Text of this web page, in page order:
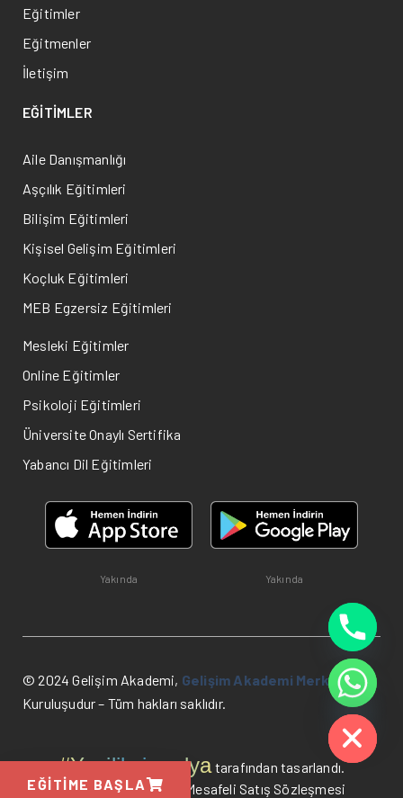
EĞITIME BAŞLA
Eğitimler
Eğitmenler
İletişim
EĞİTİMLER
Aile Danışmanlığı
Aşçılık Eğitimleri
Bilişim Eğitimleri
Kişisel Gelişim Eğitimleri
Koçluk Eğitimleri
MEB Egzersiz Eğitimleri
Mesleki Eğitimler
Online Eğitimler
Psikoloji Eğitimleri
Üniversite Onaylı Sertifika
Yabancı Dil Eğitimleri
Yakında Yakında
© 2024 Gelişim Akademi, Gelişim Akademi Merkezi
Kuruluşudur – Tüm hakları saklıdır.
#Yenilikçimedyatarafından tasarlandı.
KVKK Bilgilendirme
Mesafeli Satış Sözleşmesi
HIDE CHATY